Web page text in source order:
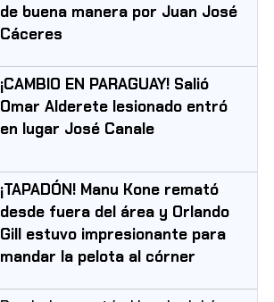
de buena manera por Juan José
Cáceres
¡CAMBIO EN PARAGUAY! Salió
Omar Alderete lesionado entró
en lugar José Canale
¡TAPADÓN! Manu Kone remató
desde fuera del área y Orlando
Gill estuvo impresionante para
mandar la pelota al córner